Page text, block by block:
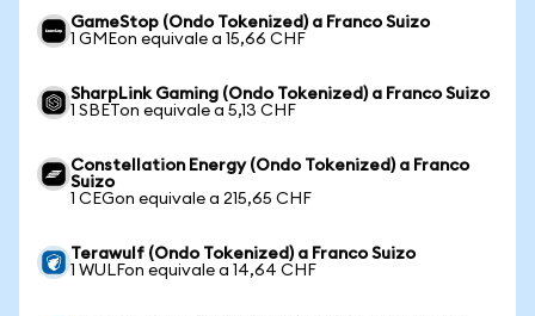
GameStop (Ondo Tokenized) a Franco Suizo
1 GMEon equivale a 15,66 CHF
SharpLink Gaming (Ondo Tokenized) a Franco Suizo
1 SBETon equivale a 5,13 CHF
Constellation Energy (Ondo Tokenized) a Franco
Suizo
1 CEGon equivale a 215,65 CHF
Terawulf (Ondo Tokenized) a Franco Suizo
1 WULFon equivale a 14,64 CHF